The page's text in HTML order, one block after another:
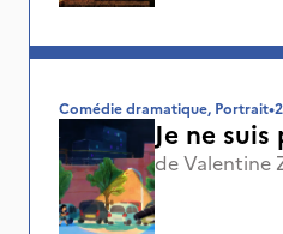
Comédie dramatique, Portrait•
Je ne suis
deValentine